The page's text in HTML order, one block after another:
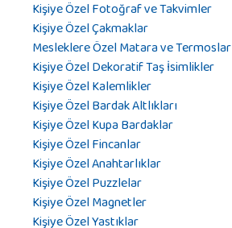
Kişiye Özel Fotoğraf ve Takvimler
Kişiye Özel Çakmaklar
Mesleklere Özel Matara ve Termoslar
Kişiye Özel Dekoratif Taş İsimlikler
Kişiye Özel Kalemlikler
Kişiye Özel Bardak Altlıkları
Kişiye Özel Kupa Bardaklar
Kişiye Özel Fincanlar
Kişiye Özel Anahtarlıklar
Kişiye Özel Puzzlelar
Kişiye Özel Magnetler
Kişiye Özel Yastıklar